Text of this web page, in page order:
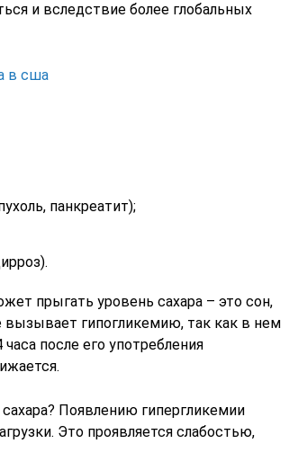
и вследствие более глобальных
в сша
панкреатит);
прыгать уровень сахара – это сон,
вызывает гипогликемию, так как в нем
после его употребления
Появлению гипергликемии
Это проявляется слабостью,